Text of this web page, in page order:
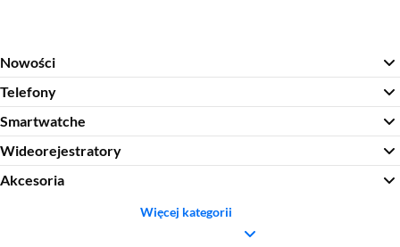
Nowości
Telefony
Smartwatche
Wideorejestratory
Akcesoria
Więcej kategorii